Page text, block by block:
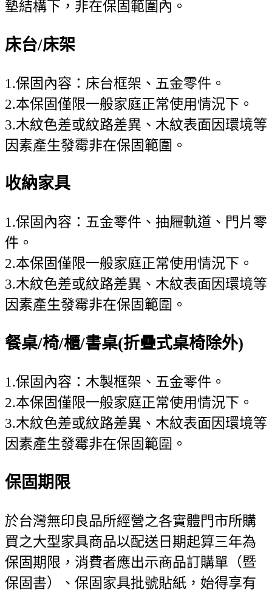
墊結構下，非在保固範圍內。
床台/床架
1.保固內容：床台框架、五金零件。
2.本保固僅限一般家庭正常使用情況下。
3.木紋色差或紋路差異、木紋表面因環境等
因素產生發霉非在保固範圍。
收納家具
1.保固內容：五金零件、抽屜軌道、門片零
件。
2.本保固僅限一般家庭正常使用情況下。
3.木紋色差或紋路差異、木紋表面因環境等
因素產生發霉非在保固範圍。
餐桌/椅/櫃/書桌(折疊式桌椅除外)
1.保固內容：木製框架、五金零件。
2.本保固僅限一般家庭正常使用情況下。
3.木紋色差或紋路差異、木紋表面因環境等
因素產生發霉非在保固範圍。
保固期限
於台灣無印良品所經營之各實體門市所購
買之大型家具商品以配送日期起算三年為
保固期限，消費者應出示商品訂購單（暨
保固書）、保固家具批號貼紙，始得享有